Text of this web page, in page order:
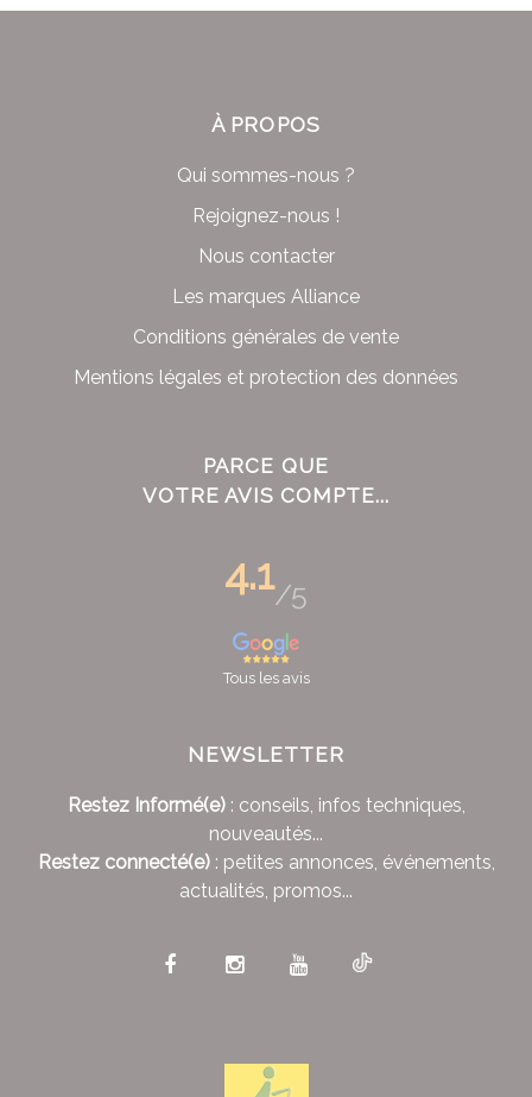
À PROPOS
Qui sommes-nous ?
Rejoignez-nous !
Nous contacter
Les marques Alliance
Conditions générales de vente
Mentions légales et protection des données
PARCE QUE
VOTRE AVIS COMPTE...
4.1/5
Tous les avis
NEWSLETTER
Restez Informé(e): conseils, infos techniques,
nouveautés...
Restez connecté(e): petites annonces, événements,
actualités, promos...